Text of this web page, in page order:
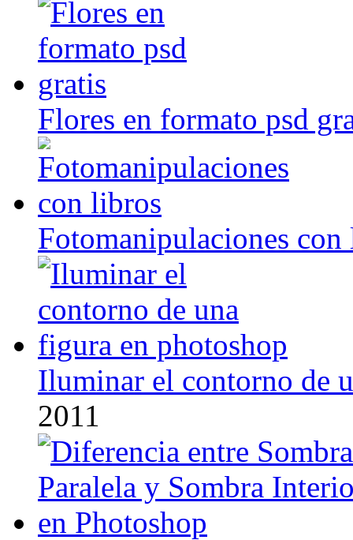
Flores en formato psd
Fotomanipulaciones
Iluminar el contorno de
2011